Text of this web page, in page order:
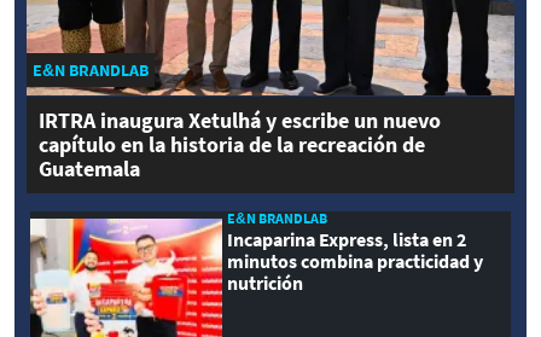
E&N BRANDLAB
IRTRA inaugura Xetulhá y escribe un nuevo
capítulo en la historia de la recreación de
Guatemala
E&N BRANDLAB
Incaparina Express, lista en 2
minutos combina practicidad y
nutrición